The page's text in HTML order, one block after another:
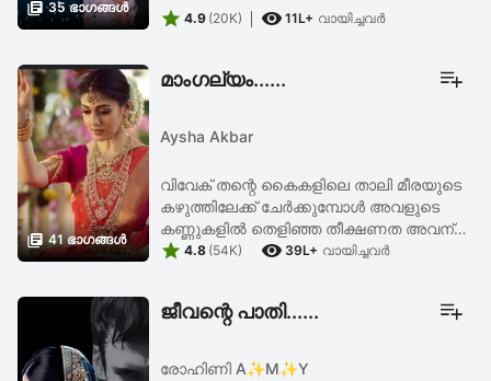
 35 ഭാഗങ്ങള്‍
 4.9 (20K)  11L+ വായിച്ചവര്‍
 41 ഭാഗങ്ങള്‍
മാംഗല്യം......
Aysha Akbar
വിവേക് തന്റെ കൈകളിലെ താലി മീരയുടെ
കഴുത്തിലേക്ക് ചേർക്കുമ്പോൾ അവളുടെ
കണ്ണുകളിൽ തെളിഞ്ഞ തീക്ഷണത അവന്
കാണുന്നുണ്ടായിരുന്നു.... തനിക്ക് നേരെ
 4.8 (54K)  39L+ വായിച്ചവര്‍
ജീവന്റെ പാതി......
രോഹിണി A✨️M✨️Y